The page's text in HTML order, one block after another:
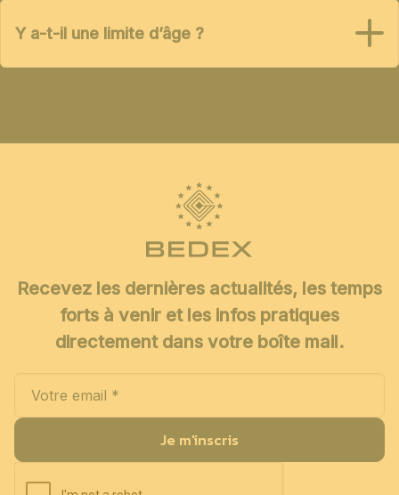
Y a-t-il une limite d’âge ?
Recevez les dernières actualités, les temps
forts à venir et les infos pratiques
directement dans votre boîte mail.
Je m'inscris